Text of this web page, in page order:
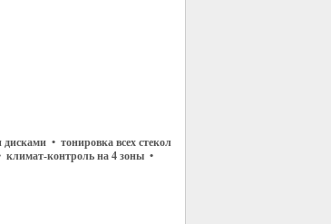
• тонировка всех стекол
климат-контроль на 4 зоны •